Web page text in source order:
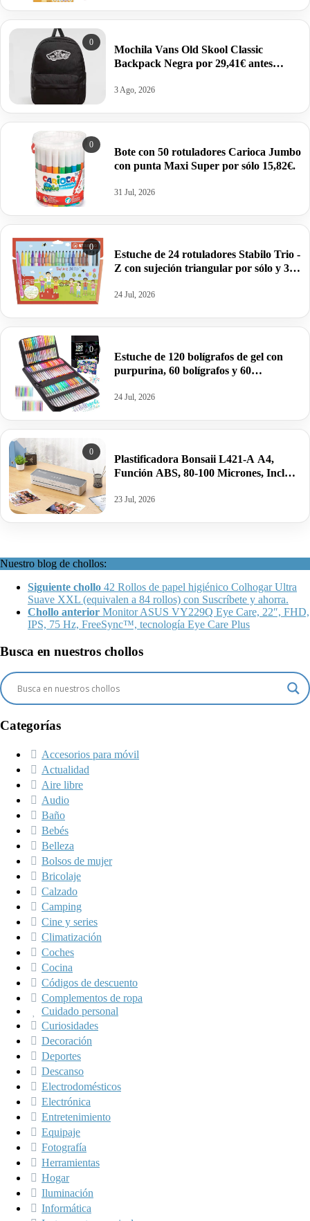
0
Mochila Vans Old Skool Classic
Backpack Negra por 29,41€ antes
3 Ago, 2026
0
Bote con 50 rotuladores Carioca Jumbo
con punta Maxi Super por sólo 15,82€.
31 Jul, 2026
0
Estuche de 24 rotuladores Stabilo Trio -
Z con sujeción triangular por sólo y 30
24 Jul, 2026
0
Estuche de 120 bolígrafos de gel con
purpurina, 60 bolígrafos y 60
escribir… por sólo.
24 Jul, 2026
0
Plastificadora Bonsaii L421-A A4,
Función ABS, 80-100 Micrones, Incluye
23 Jul, 2026
Nuestro blog de chollos:
Siguiente chollo 42 Rollos de papel higiénico Colhogar Ultra
Suave XXL (equivalen a 84 rollos) con Suscríbete y ahorra.
Chollo anterior Monitor ASUS VY229Q Eye Care, 22″, FHD,
IPS, 75 Hz, FreeSync™, tecnología Eye Care Plus
Busca en nuestros chollos
Categorías
Accesorios para móvil
Actualidad
Aire libre
Audio
Baño
Bebés
Belleza
Bolsos de mujer
Bricolaje
Calzado
Camping
Cine y series
Climatización
Coches
Cocina
Códigos de descuento
Complementos de ropa
Cuidado personal
Curiosidades
Decoración
Deportes
Descanso
Electrodomésticos
Electrónica
Entretenimiento
Equipaje
Fotografía
Herramientas
Hogar
Iluminación
Informática